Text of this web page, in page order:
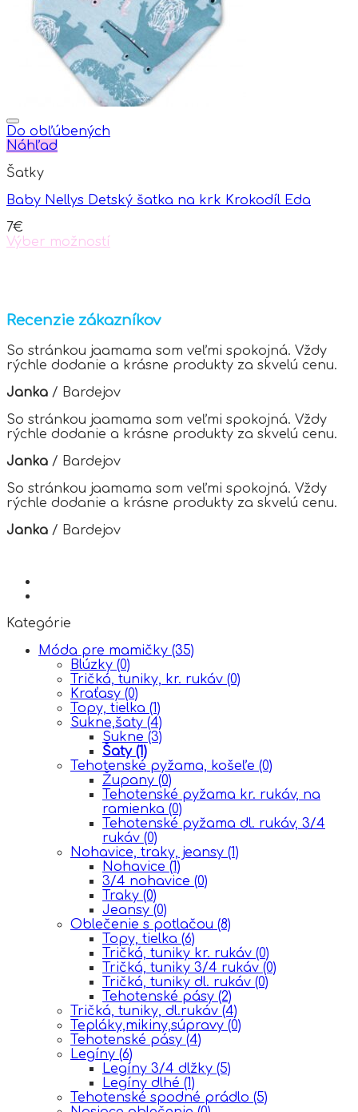
product
Do obľúbených
Náhľad
Šatky
Baby Nellys Detský šatka na krk Krokodíl Eda
7€
Výber možností
variants.
The
options
may
be
chosen
on
the
product
page
Recenzie zákazníkov
So stránkou jaamama som veľmi spokojná. Vždy
rýchle dodanie a krásne produkty za skvelú cenu.
Janka / Bardejov
So stránkou jaamama som veľmi spokojná. Vždy
rýchle dodanie a krásne produkty za skvelú cenu.
Janka / Bardejov
So stránkou jaamama som veľmi spokojná. Vždy
rýchle dodanie a krásne produkty za skvelú cenu.
Janka / Bardejov
Kategórie
Móda pre mamičky (35)
Blúzky (0)
Tričká, tuniky, kr. rukáv (0)
Kraťasy (0)
Topy, tielka (1)
Sukne,šaty (4)
Sukne (3)
Šaty (1)
Tehotenské pyžama, košeľe (0)
Župany (0)
Tehotenské pyžama kr. rukáv, na
ramienka (0)
Tehotenské pyžama dl. rukáv, 3/4
rukáv (0)
Nohavice, traky, jeansy (1)
Nohavice (1)
3/4 nohavice (0)
Traky (0)
Jeansy (0)
Oblečenie s potlačou (8)
Topy, tielka (6)
Tričká, tuniky kr. rukáv (0)
Tričká, tuniky 3/4 rukáv (0)
Tričká, tuniky dl. rukáv (0)
Tehotenské pásy (2)
Tričká, tuniky, dl.rukáv (4)
Tepláky,mikiny,súpravy (0)
Tehotenské pásy (4)
Legíny (6)
Legíny 3/4 dlžky (5)
Legíny dlhé (1)
Tehotenské spodné prádlo (5)